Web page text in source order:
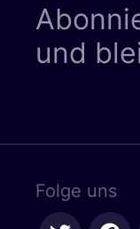
und
Folge uns